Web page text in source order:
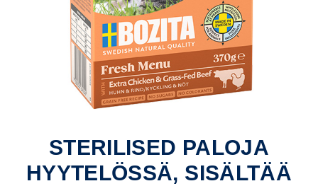
STERILISED PALOJA
HYYTELÖSSÄ, SISÄLTÄÄ